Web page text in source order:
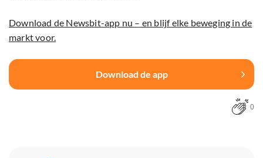
Download de Newsbit-app nu – en blijf elke beweging in de
markt voor.
Download de app
0